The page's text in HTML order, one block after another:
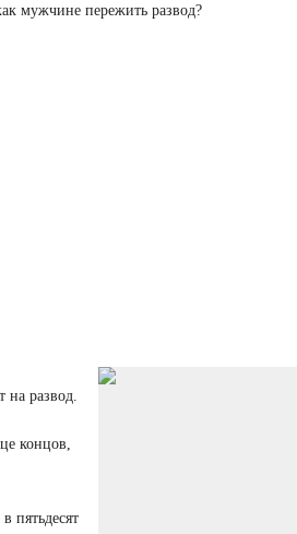
мужчине пережить развод?
на развод.
концов,
пятьдесят